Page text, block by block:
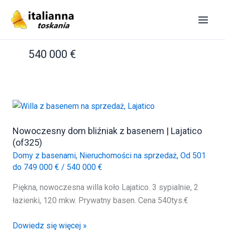
540 000 €
Nowoczesny dom bliźniak z basenem | Lajatico
(of325)
Domy z basenami, Nieruchomości na sprzedaż, Od 501
do 749 000 € / 540 000 €
Piękna, nowoczesna willa koło Lajatico. 3 sypialnie, 2
łazienki, 120 mkw. Prywatny basen. Cena 540tys.€
Nowoczesny
Dowiedz się więcej »